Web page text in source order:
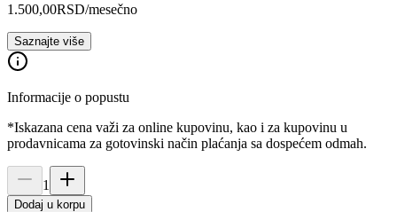
1.500,00RSD/mesečno
Saznajte više
Informacije o popustu
*Iskazana cena važi za online kupovinu, kao i za kupovinu u
prodavnicama za gotovinski način plaćanja sa dospećem odmah.
1
Dodaj u korpu